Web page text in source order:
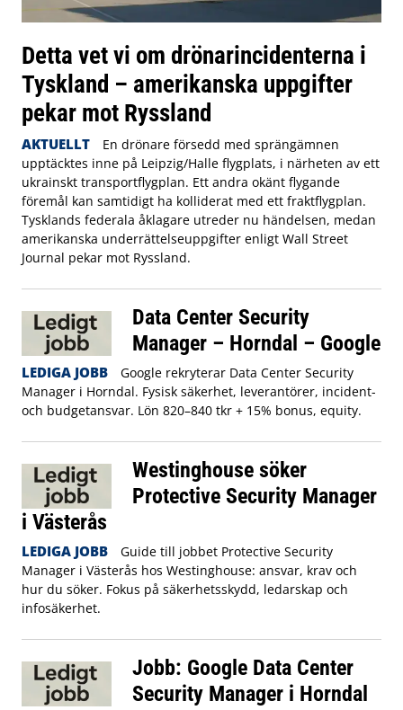
Detta vet vi om drönarincidenterna i
Tyskland – amerikanska uppgifter
pekar mot Ryssland
AKTUELLT
En drönare försedd med sprängämnen
upptäcktes inne på Leipzig/Halle flygplats, i närheten av ett
ukrainskt transportflygplan. Ett andra okänt flygande
föremål kan samtidigt ha kolliderat med ett fraktflygplan.
Tysklands federala åklagare utreder nu händelsen, medan
amerikanska underrättelseuppgifter enligt Wall Street
Journal pekar mot Ryssland.
Data Center Security
Manager – Horndal – Google
LEDIGA JOBB
Google rekryterar Data Center Security
Manager i Horndal. Fysisk säkerhet, leverantörer, incident-
och budgetansvar. Lön 820–840 tkr + 15% bonus, equity.
Westinghouse söker
Protective Security Manager
i Västerås
LEDIGA JOBB
Guide till jobbet Protective Security
Manager i Västerås hos Westinghouse: ansvar, krav och
hur du söker. Fokus på säkerhetsskydd, ledarskap och
infosäkerhet.
Jobb: Google Data Center
Security Manager i Horndal